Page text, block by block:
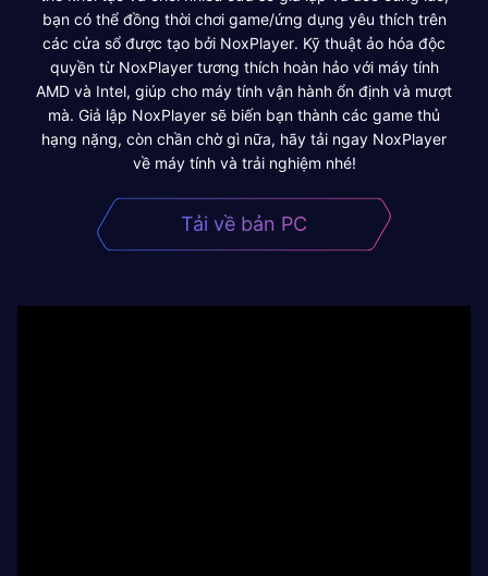
bạn có thể đồng thời chơi game/ứng dụng yêu thích trên
các cửa sổ được tạo bởi NoxPlayer. Kỹ thuật ảo hóa độc
quyền từ NoxPlayer tương thích hoàn hảo với máy tính
AMD và Intel, giúp cho máy tính vận hành ổn định và mượt
mà. Giả lập NoxPlayer sẽ biến bạn thành các game thủ
hạng nặng, còn chần chờ gì nữa, hãy tải ngay NoxPlayer
về máy tính và trải nghiệm nhé!
Tải về bản PC